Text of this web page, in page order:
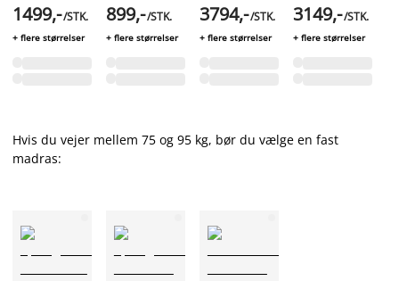
1499,-/STK.
+ flere størrelser
899,-/STK.
+ flere størrelser
3794,-/STK.
+ flere størrelser
3149,-/STK.
+ flere størrelser
Hvis du vejer mellem 75 og 95 kg, bør du vælge en fast
madras: